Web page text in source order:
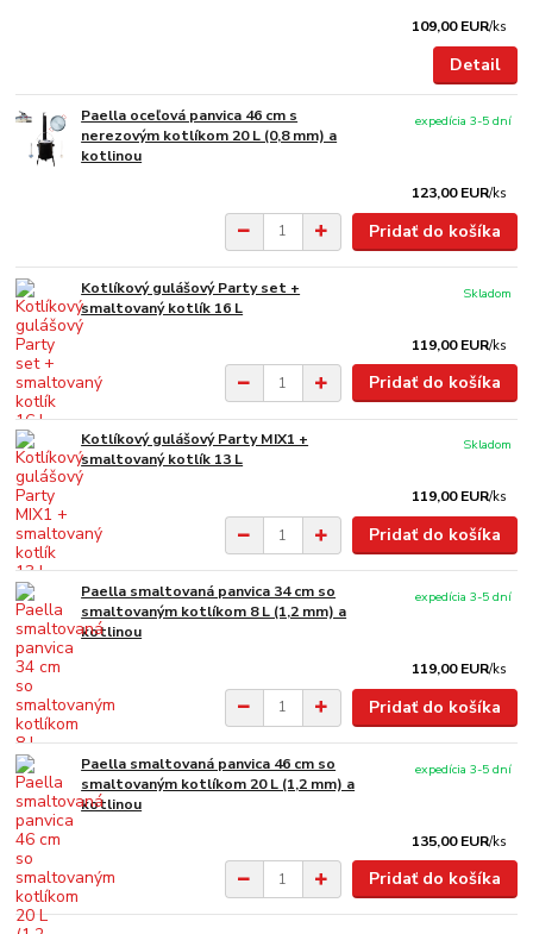
109,00 EUR/ks
Detail
Paella oceľová panvica 46 cm s
nerezovým kotlíkom 20 L (0,8 mm) a
kotlinou
123,00 EUR/ks
expedícia 3-5 dní
Pridať do košíka
Kotlíkový gulášový Party set +
smaltovaný kotlík 16 L
119,00 EUR/ks
Skladom
Pridať do košíka
Kotlíkový gulášový Party MIX1 +
smaltovaný kotlík 13 L
119,00 EUR/ks
Skladom
Pridať do košíka
Paella smaltovaná panvica 34 cm so
smaltovaným kotlíkom 8 L (1,2 mm) a
kotlinou
119,00 EUR/ks
expedícia 3-5 dní
Pridať do košíka
Paella smaltovaná panvica 46 cm so
smaltovaným kotlíkom 20 L (1,2 mm) a
kotlinou
135,00 EUR/ks
expedícia 3-5 dní
Pridať do košíka